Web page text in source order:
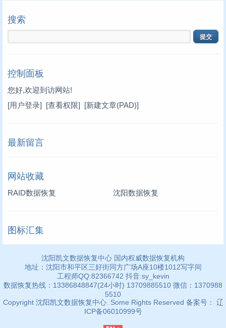
搜索
控制面板
您好,欢迎到访网站!
[用户登录] [查看权限] [新建文章(PAD)]
最新留言
网站收藏
RAID数据恢复 沈阳数据恢复
图标汇集
沈阳凯文数据恢复中心 国内权威数据恢复机构
地址：沈阳市和平区三好街同方广场A座10楼1012写字间
工程师QQ:82366742 抖音:sy_kevin
数据恢复热线：13386848847(24小时) 13709885510 微信：1370988
5510
Copyright 沈阳凯文数据恢复中心. Some Rights Reserved 备案号： 辽
ICP备06010999号